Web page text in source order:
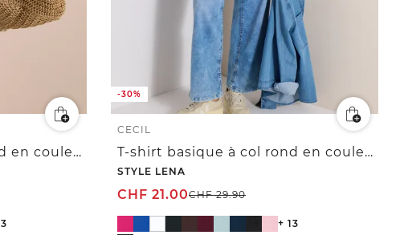
T-shirt basique à col rond en couleur unie
-30%
CECIL
T-shirt basique à col rond en couleur unie
STYLE LENA
CHF 21.00CHF29.90
+ 13